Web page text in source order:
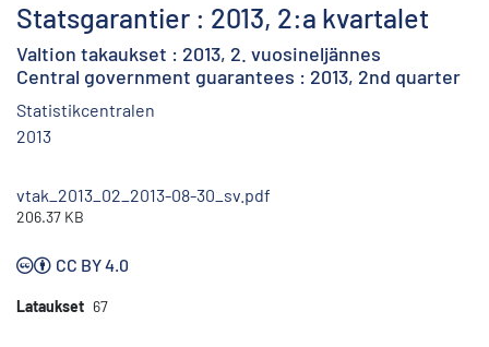
Statsgarantier : 2013, 2:a kvartalet
Valtion takaukset : 2013, 2. vuosineljännes
Central government guarantees : 2013, 2nd quarter
Statistikcentralen
2013
vtak_2013_02_2013-08-30_sv.pdf
206.37 KB
CC BY 4.0
Lataukset 67